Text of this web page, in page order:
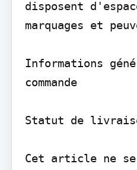
disposent
marquages et
Informations
commande
Statut de
Cet article ne